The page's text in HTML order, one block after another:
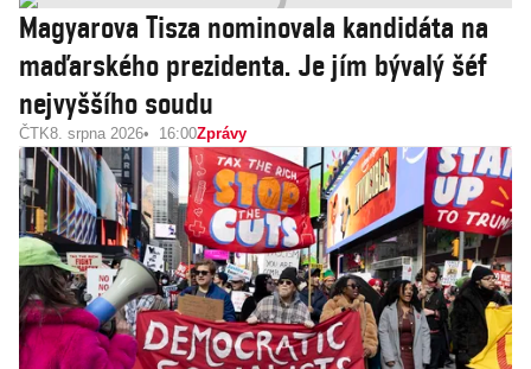
Magyarova Tisza nominovala kandidáta na
maďarského prezidenta. Je jím bývalý šéf
nejvyššího soudu
ČTK8. srpna 2026 16:00Zprávy